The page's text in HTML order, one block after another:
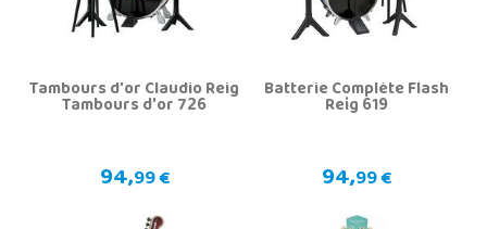
Tambours d'or Claudio Reig
Tambours d'or 726
94,99 €
Batterie Complète Flash
Reig 619
94,99 €